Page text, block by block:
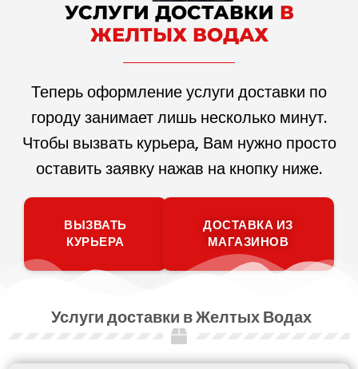
УСЛУГИ ДОСТАВКИ В
ЖЕЛТЫХ ВОДАХ
Теперь оформление услуги доставки по
городу занимает лишь несколько минут.
Чтобы вызвать курьера, Вам нужно просто
оставить заявку нажав на кнопку ниже.
ВЫЗВАТЬ
КУРЬЕРА
ДОСТАВКА ИЗ
МАГАЗИНОВ
Услуги доставки в Желтых Водах